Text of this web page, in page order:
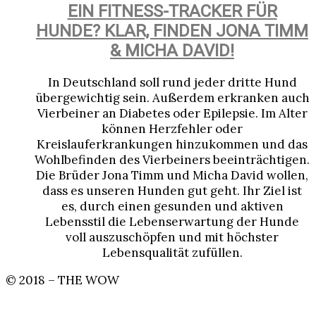
EIN FITNESS-TRACKER FÜR
HUNDE? KLAR, FINDEN JONA TIMM
& MICHA DAVID!
In Deutschland soll rund jeder dritte Hund
übergewichtig sein. Außerdem erkranken auch
Vierbeiner an Diabetes oder Epilepsie. Im Alter
können Herzfehler oder
Kreislauferkrankungen hinzukommen und das
Wohlbefinden des Vierbeiners beeinträchtigen.
Die Brüder Jona Timm und Micha David wollen,
dass es unseren Hunden gut geht. Ihr Ziel ist
es, durch einen gesunden und aktiven
Lebensstil die Lebenserwartung der Hunde
voll auszuschöpfen und mit höchster
Lebensqualität zufüllen.
© 2018 – THE WOW